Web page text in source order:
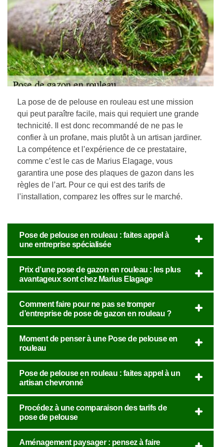
La pose de de pelouse en rouleau est une mission
qui peut paraître facile, mais qui requiert une grande
technicité. Il est donc recommandé de ne pas le
confier à un profane, mais plutôt à un artisan jardiner.
La compétence et l’expérience de ce prestataire,
comme c’est le cas de Marius Elagage, vous
garantira une pose des plaques de gazon dans les
règles de l’art. Pour ce qui est des tarifs de
l’installation, comparez les offres sur le marché.
Pose de pelouse en rouleau : faites appel à
une entreprise spécialisée
Prix d’une pose de gazon en rouleau : les plus
avantageux sont chez Marius Elagage
Comment faire pour ne pas se tromper
d’entreprise de pose de gazon en rouleau ?
Moment de penser à une Pose de pelouse en
rouleau
Pose de pelouse en rouleau : faites appel à un
artisan chevronné
Procédez à une comparaison des tarifs de
pose de pelouse
Aménagement paysager : pensez à faire